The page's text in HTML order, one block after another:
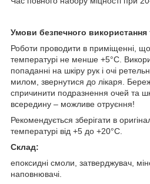
Умови безпечного використання
Роботи проводити в приміщенні,
температурі не менше +5°С.
попаданні на шкіру рук і очі
милом, звернутися до лікаря.
спричинити подразнення очей та
всередину – можливе отруєння!
Рекомендується зберігати в
температурі від +5 до +20°С.
Склад:
епоксидні смоли, затверджувач,
наповнювачі.